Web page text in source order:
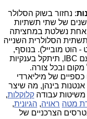
: נחזור בשוק הסלולר
של שתי תשתיות
אחת נשלטת במחציתה
הסלולרית השנייה
- הוט מובייל). בנוסף,
התחרות בשוק הקווי, שאמורה להתפתח עם IBC, תיתקל בענקיות
ובכל צורה.
של מיליארדי
בינהן, מה שיצר
עבודה קלוקלות,
מטה ראויה, הגיונית,
הצרכניים של